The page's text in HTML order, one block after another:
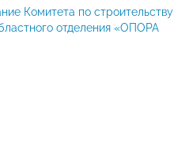
Комитета по строительству
отделения «ОПОРА